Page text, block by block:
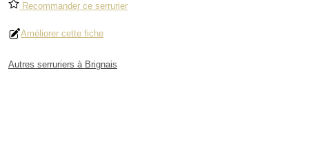
Recommander ce serrurier
Améliorer cette fiche
Autres serruriers à Brignais